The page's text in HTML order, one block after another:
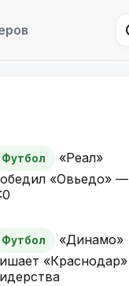
Футбол
«Реал»
«Овьедо» —
Футбол
«Динамо»
«Краснодар»